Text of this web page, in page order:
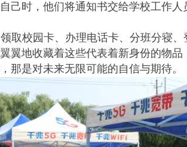
己时，他们将通知书交给学校工作
取校园卡、办理电话卡、分班分寝
翼地收藏着这些代表着新身份的物
那是对未来无限可能的自信与期待。